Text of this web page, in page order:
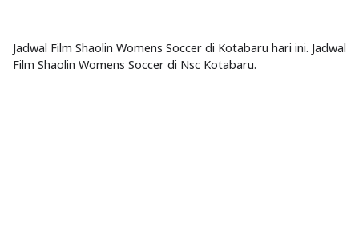
Jadwal Film Shaolin Womens Soccer di Kotabaru hari ini. Jadwal
Film Shaolin Womens Soccer di Nsc Kotabaru.